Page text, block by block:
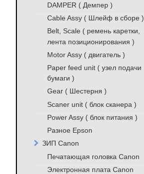
DAMPER ( Демпер )
Cable Assy ( Шлейф в сборе )
Belt, Scale ( ремень каретки,
лента позиционирования )
Motor Assy ( двигатель )
Paper feed unit ( узел подачи
бумаги )
Gear ( Шестерня )
Scaner unit ( блок сканера )
Power Assy ( блок питания )
Разное Epson
ЗИП Canon
Печатающая головка Canon
Электронная плата Canon